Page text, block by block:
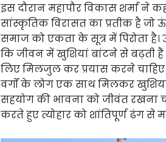
इस दौरान महापौर विकास शर्मा ने
सांस्कृतिक विरासत का प्रतीक है जो
समाज को एकता के सूत्र में पिरोता है।
कि जीवन में खुशियां बांटने से बढ़ती
लिए मिलजुल कर प्रयास करने
वर्गों के लोग एक साथ मिलकर खुशियां
सहयोग की भावना को जीवंत रखना
करते हुए त्योहार को शांतिपूर्ण ढंग से